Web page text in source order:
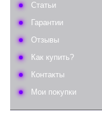
Статьи
Гарантии
Отзывы
Как купить?
Контакты
Мои покупки